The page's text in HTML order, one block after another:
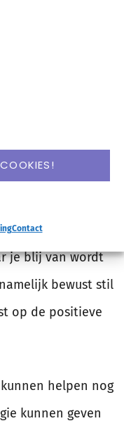
Contact
lijkt om al je
staan. Maar ik
je blij van wordt
bewust stil
op de positieve
helpen nog
kunnen geven